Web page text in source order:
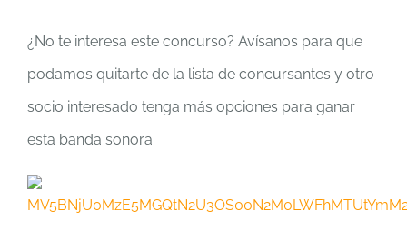
¿No te interesa este concurso? Avísanos para que
podamos quitarte de la lista de concursantes y otro
socio interesado tenga más opciones para ganar
esta banda sonora.